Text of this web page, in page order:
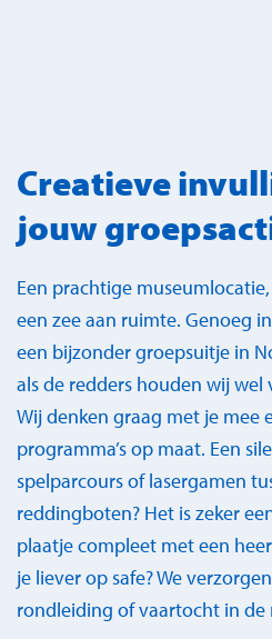
Creatieve
jouw
Een prachtige
een zee aan ruimte. Genoeg
een bijzonder groepsuitje in
als de redders houden wij
Wij denken graag met je mee
programma’s op maat. Een
spelparcours of lasergamen
reddingboten? Het is zeker
plaatje compleet met een
je liever op safe? We
rondleiding of vaartocht in de